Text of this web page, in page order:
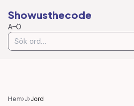
Showusthecode
A–Ö
Hem›J›Jord